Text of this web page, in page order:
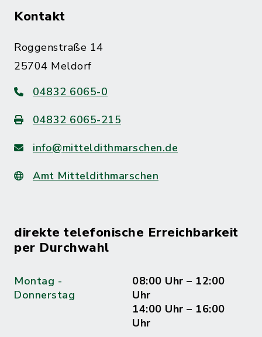
Kontakt
Roggenstraße 14
25704 Meldorf
04832 6065-0
04832 6065-215
info@mitteldithmarschen.de
Amt Mitteldithmarschen
direkte telefonische Erreichbarkeit
per Durchwahl
Montag -
Donnerstag
08:00 Uhr – 12:00
Uhr
14:00 Uhr – 16:00
Uhr